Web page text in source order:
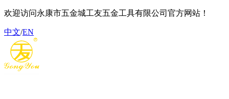
欢迎访问永康市五金城工友五金工具有限公司官方网站！
中文/EN